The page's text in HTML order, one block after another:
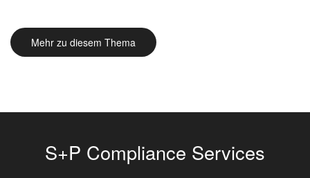
Mehr zu diesem Thema
S+P Compliance Services